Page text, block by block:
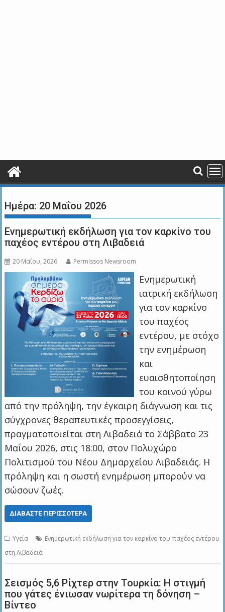
Ημέρα: 20 Μαΐου 2026
Ενημερωτική εκδήλωση για τον καρκίνο του
παχέος εντέρου στη Λιβαδειά
20 Μαΐου, 2026 Permissos Newsroom
Ενημερωτική
ιατρική εκδήλωση
για τον καρκίνο
του παχέος
εντέρου, με στόχο
την ενημέρωση
και
ευαισθητοποίηση
του κοινού γύρω
από την πρόληψη, την έγκαιρη διάγνωση και τις
σύγχρονες θεραπευτικές προσεγγίσεις,
πραγματοποιείται στη Λιβαδειά το Σάββατο 23
Μαΐου 2026, στις 18:00, στον Πολυχώρο
Πολιτισμού του Νέου Δημαρχείου Λιβαδειάς. Η
πρόληψη και η σωστή ενημέρωση μπορούν να
σώσουν ζωές.
ΔΙΑΒΆΣΤΕ ΠΕΡΙΣΣΌΤΕΡΑ
Υγεία
Ενημερωτική εκδήλωση για τον καρκίνο του παχέος εντέρου
στη Λιβαδειά
Σεισμός 5,6 Ρίχτερ στην Τουρκία: Η στιγμή
που γάτες ένιωσαν νωρίτερα τη δόνηση –
Βίντεο